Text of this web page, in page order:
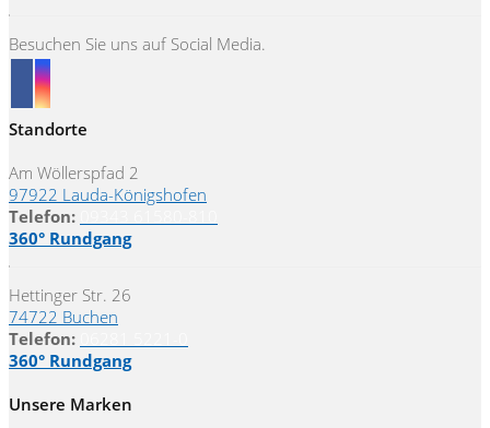
Besuchen Sie uns auf Social Media.
Standorte
Am Wöllerspfad 2
97922 Lauda-Königshofen
Telefon:
360° Rundgang
Hettinger Str. 26
74722 Buchen
Telefon:
360° Rundgang
Unsere Marken